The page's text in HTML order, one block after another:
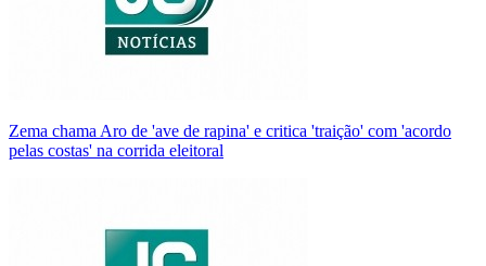
Zema chama Aro de 'ave de rapina' e critica 'traição' com 'acordo
pelas costas' na corrida eleitoral